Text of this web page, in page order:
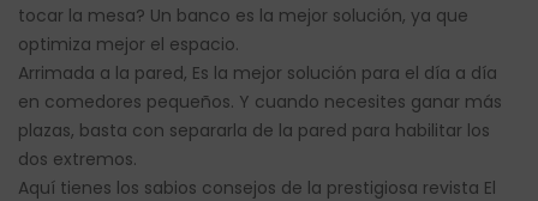
tocar la mesa? Un banco es la mejor solución, ya que
optimiza mejor el espacio.
Arrimada a la pared, Es la mejor solución para el día a día
en comedores pequeños. Y cuando necesites ganar más
plazas, basta con separarla de la pared para habilitar los
dos extremos.
Aquí tienes los sabios consejos de la prestigiosa revista El